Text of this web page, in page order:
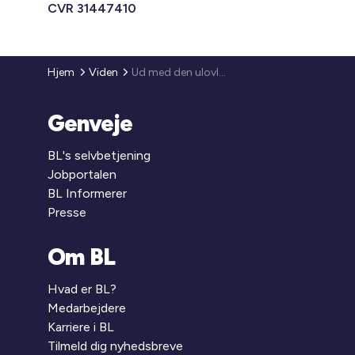
CVR 31447410
Hjem Viden Ud med den ulovlige graffiti
Genveje
BL's selvbetjening
Jobportalen
BL Informerer
Presse
Om BL
Hvad er BL?
Medarbejdere
Karriere i BL
Tilmeld dig nyhedsbreve